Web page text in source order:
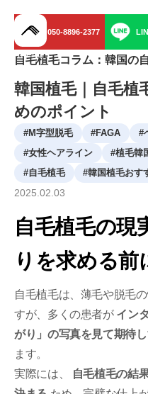
menu
050-8896-2377
自毛植毛コラム：韓国の
韓国植毛｜自毛植
めのポイント
#M字型脱毛 #FAGA #
#女性ヘアライン #植毛韓
#自毛植毛 #韓国植毛おす
2025 02 03
自毛植毛の現
りを求める前
自毛植毛は、薄毛や脱毛
すが、多くの患者が イン
がり」の写真を見て期待
ます。
実際には、
自毛植毛の結